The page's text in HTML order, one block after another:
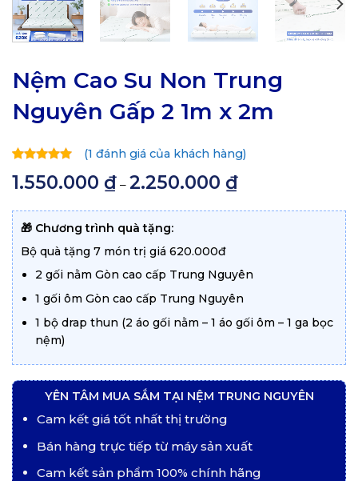
Nệm Cao Su Non Trung
Nguyên Gấp 2 1m x 2m
5 dựa trên
(1 đánh giá của khách hàng)
1.550.000 ₫ – 2.250.000 ₫Khoảng
1.550.000 ₫
🎁 Chương trình quà tặng:
Bộ quà tặng 7 món trị giá 620.000đ
2 gối nằm Gòn cao cấp Trung Nguyên
1 gối ôm Gòn cao cấp Trung Nguyên
1 bộ drap thun (2 áo gối nằm – 1 áo gối ôm – 1 ga bọc
nệm)
YÊN TÂM MUA SẮM TẠI NỆM TRUNG NGUYÊN
Cam kết giá tốt nhất thị trường
Bán hàng trực tiếp từ máy sản xuất
Cam kết sản phẩm 100% chính hãng